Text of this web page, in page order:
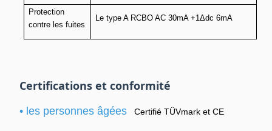
Protection
contre les fuites
Le type A RCBO AC 30mA +1Δdc 6mA
Certifications et conformité
• les personnes âgées Certifié TÜVmark et CE